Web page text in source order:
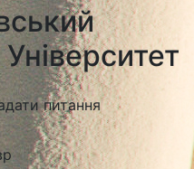
питання